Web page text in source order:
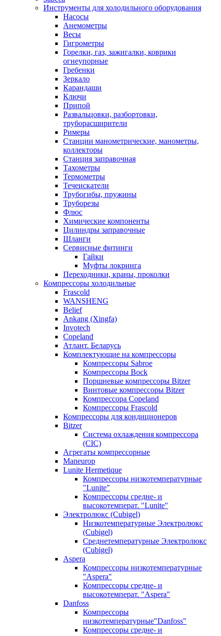
Инструменты для холодильного оборудования
Насосы
Анемометры
Весы
Гигрометры
Горелки, газ, зажигалки, коврики
огнеупорные
Гребенки
Зеркало
Карандаши
Ключи
Припой
Развальцовки, разбортовки,
труборасширители
Римеры
Станции манометрические, манометры,
коллекторы
Станция заправочная
Тахометры
Термометры
Течеискатели
Трубогибы, пружины
Труборезы
Флюс
Химические компоненты
Цилиндры заправочные
Шланги
Сервисные фитинги
Гайки
Муфты локринга
Переходники, краны, проколки
Компрессоры холодильные
Frascold
WANSHENG
Belief
Ankang (Xingfa)
Invotech
Copeland
Атлант. Беларусь
Комплектующие на компрессоры
Компрессоры Sabroe
Компрессоры Bock
Поршневые компрессоры Bitzer
Винтовые компрессоры Bitzer
Компрессора Copeland
Компрессоры Frascold
Компрессоры для кондиционеров
Bitzer
Система охлаждения компрессора
(CIC)
Агрегаты компрессорные
Maneurop
Lunite Hermetique
Компрессоры низкотемпературные
"Lunite"
Компрессоры средне- и
высокотемперат. "Lunite"
Электролюкс (Cubigel)
Низкотемпературные Электролюкс
(Cubigel)
Среднетемпературные Электролюкс
(Cubigel)
Aspera
Компрессоры низкотемпературные
"Aspera"
Компрессоры средне- и
высокотемперат. "Aspera"
Danfoss
Компрессоры
низкотемпературные"Danfoss"
Компрессоры средне- и